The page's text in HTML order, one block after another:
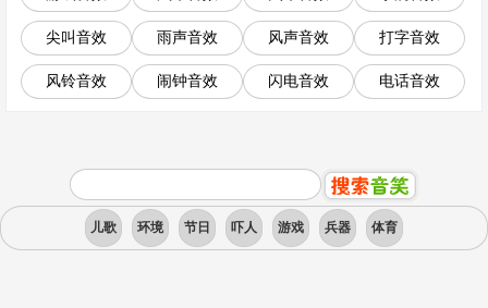
尖叫音效 雨声音效 风声音效 打字音效
风铃音效 闹钟音效 闪电音效 电话音效
儿歌 环境 节日 吓人 游戏 兵器 体育